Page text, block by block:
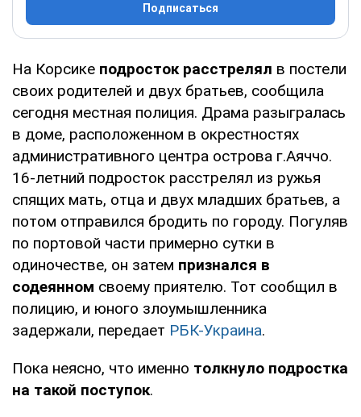
Подписаться
На Корсике подросток расстрелял в постели
своих родителей и двух братьев, сообщила
сегодня местная полиция. Драма разыгралась
в доме, расположенном в окрестностях
административного центра острова г.Аяччо.
16-летний подросток расстрелял из ружья
спящих мать, отца и двух младших братьев, а
потом отправился бродить по городу. Погуляв
по портовой части примерно сутки в
одиночестве, он затем признался в
содеянном своему приятелю. Тот сообщил в
полицию, и юного злоумышленника
задержали, передает РБК-Украина.
Пока неясно, что именно толкнуло подростка
на такой поступок.